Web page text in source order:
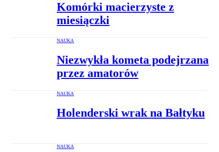
Komórki macierzyste z
miesiączki
NAUKA
Niezwykła kometa podejrzana
przez amatorów
NAUKA
Holenderski wrak na Bałtyku
NAUKA